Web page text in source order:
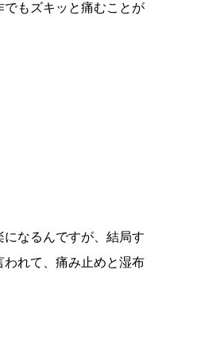
もズキッと痛むことが
になるんですが、結局す
れて、痛み止めと湿布